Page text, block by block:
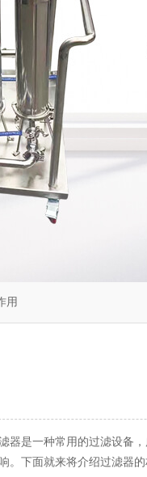
用
是一种常用的过滤设备，
。下面就来将介绍过滤器